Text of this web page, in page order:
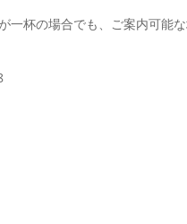
一杯の場合でも、ご案内可能